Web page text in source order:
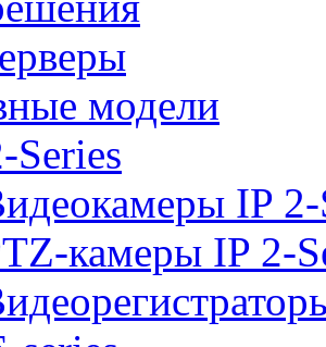
модели
Series
IP 2-
камеры IP 2-